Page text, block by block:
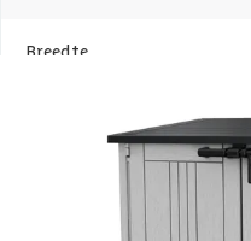
Breedte